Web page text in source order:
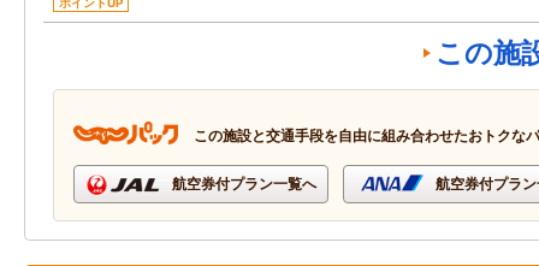
この施
この施設と交通手段を自由に組み合わせたおトクな
航空券付プラン一覧へ 航空券付プラ